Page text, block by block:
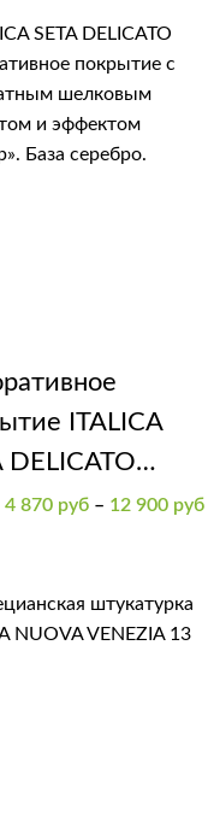
ITALICA
DELICATO
шелк
4 870 руб – 12 900 руб